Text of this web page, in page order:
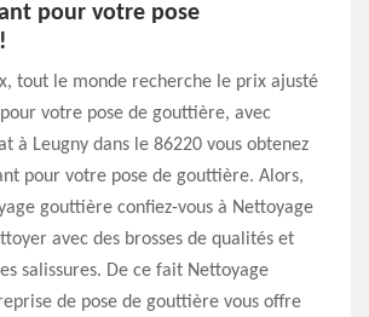
pour votre pose
tout le monde recherche le prix ajusté
votre pose de gouttière, avec
à Leugny dans le 86220 vous obtenez
pour votre pose de gouttière. Alors,
gouttière confiez-vous à Nettoyage
avec des brosses de qualités et
salissures. De ce fait Nettoyage
de pose de gouttière vous offre